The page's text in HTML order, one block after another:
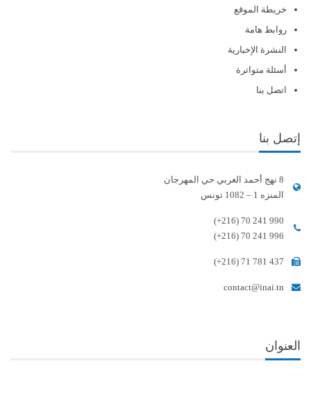
خريطة الموقع
روابط هامة
النشرة الإخبارية
أسئلة متواترة
اتصل بنا
إتصل بنا
8 نهج أحمد الغربي حي المهرجان
المنزه 1 – 1082 تونس
(+216) 70 241 990
(+216) 70 241 996
(+216) 71 781 437
contact@inai.tn
العنوان